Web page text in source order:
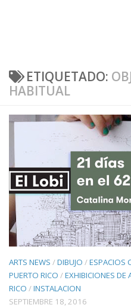
ETIQUETADO:
HABITUAL
ARTS NEWS /DIBUJO /ESPACIOS
PUERTO RICO /EXHIBICIONES DE
RICO /INSTALACION
SEPTIEMBRE 18, 2016